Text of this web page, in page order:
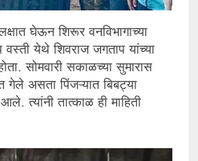
घेऊन शिरूर वनविभागाच्या
येथे शिवराज जगताप यांच्या
सोमवारी सकाळच्या सुमारास
असता पिंजऱ्यात बिबट्या
त्यांनी तात्काळ ही माहिती